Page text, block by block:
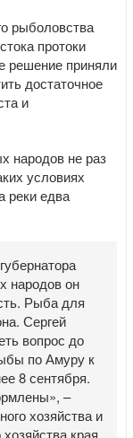
рыболовства
протоки
решение приняли
достаточное
и
народов не раз
условиях
реки едва
народов он
Рыба для
Сергей
вопрос до
по Амуру к
8 сентября.
–
хозяйства и
края